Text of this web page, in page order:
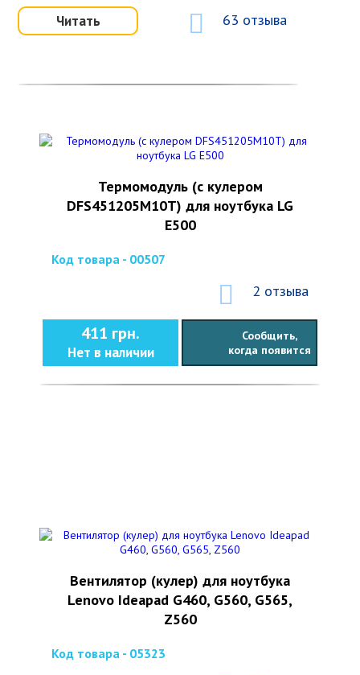
Читать 63 отзыва
Термомодуль (с кулером
DFS451205M10T) для ноутбука LG
E500
Код товара - 00507
2 отзыва
411 грн.
Нет в наличии
Сообщить,
когда появится
Вентилятор (кулер) для ноутбука
Lenovo Ideapad G460, G560, G565,
Z560
Код товара - 05323